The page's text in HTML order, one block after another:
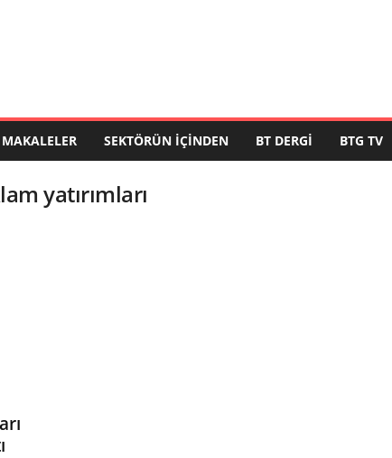
MAKALELER SEKTÖRÜN İÇINDEN BT DERGI BTG TV
yatırımları